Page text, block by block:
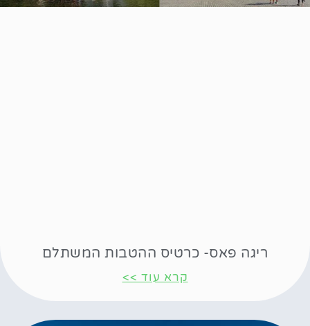
ריגה פאס- כרטיס ההטבות המשתלם
קרא עוד >>